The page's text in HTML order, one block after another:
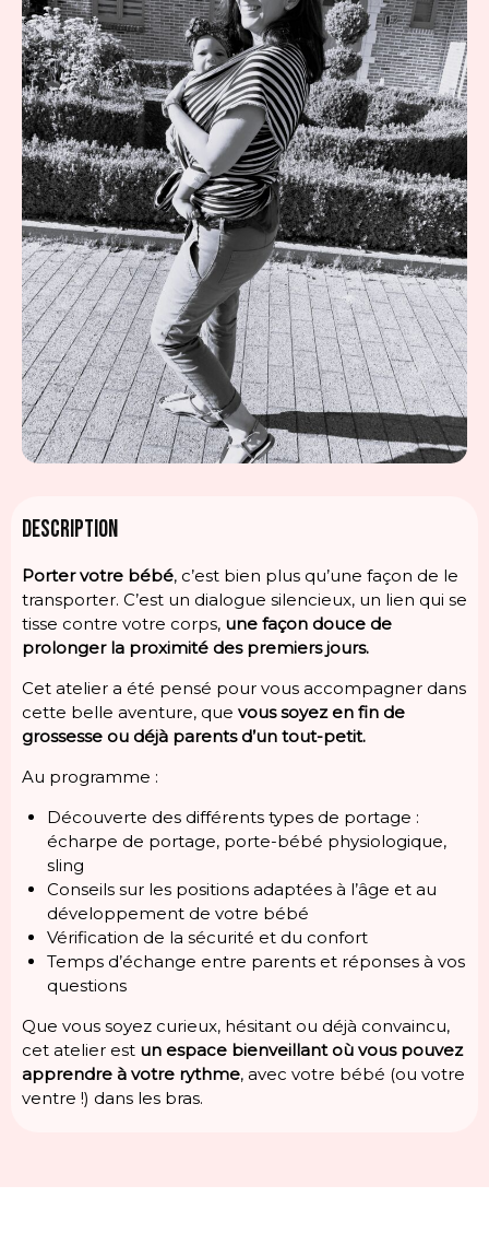
DESCRIPTION
Porter votre bébé, c’est bien plus qu’une façon de le
transporter. C’est un dialogue silencieux, un lien qui se
tisse contre votre corps, une façon douce de
prolonger la proximité des premiers jours.
Cet atelier a été pensé pour vous accompagner dans
cette belle aventure, que vous soyez en fin de
grossesse ou déjà parents d’un tout-petit.
Au programme :
Découverte des différents types de portage :
écharpe de portage, porte-bébé physiologique,
sling
Conseils sur les positions adaptées à l’âge et au
développement de votre bébé
Vérification de la sécurité et du confort
Temps d’échange entre parents et réponses à vos
questions
Que vous soyez curieux, hésitant ou déjà convaincu,
cet atelier est un espace bienveillant où vous pouvez
apprendre à votre rythme, avec votre bébé (ou votre
ventre !) dans les bras.